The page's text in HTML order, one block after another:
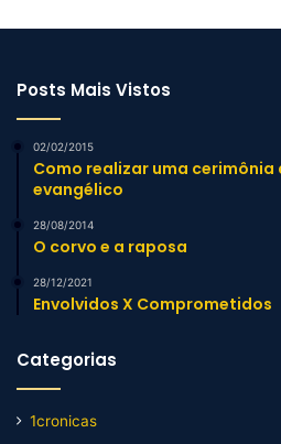
Posts Mais Vistos
02/02/2015
Como realizar uma
evangélico
28/08/2014
O corvo e a raposa
28/12/2021
Envolvidos X Comprometidos
Categorias
1cronicas